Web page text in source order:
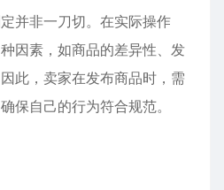
并非一刀切。在实际操作
因素，如商品的差异性、发
此，卖家在发布商品时，需
保自己的行为符合规范。